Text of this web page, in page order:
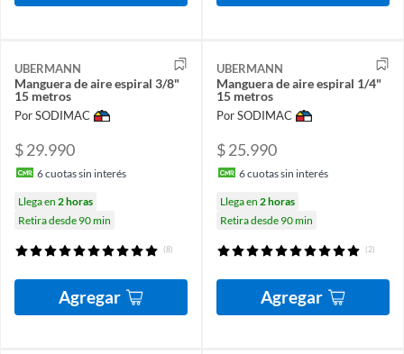
UBERMANN
Manguera de aire espiral 3/8"
15 metros
Por SODIMAC
$ 29.990
6cuotas sin interés
Llega en 2 horas
Retira desde 90 min
(8)
Agregar
UBERMANN
Manguera de aire espiral 1/4"
15 metros
Por SODIMAC
$ 25.990
6cuotas sin interés
Llega en 2 horas
Retira desde 90 min
(2)
Agregar